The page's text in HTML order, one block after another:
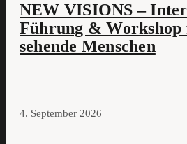
NEW VISIONS –
Führung & Workshop
sehende Menschen
4. September 2026